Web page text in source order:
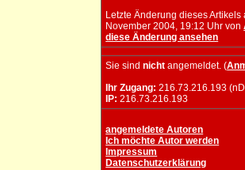
Letzte Änderung dieses Artikels
November 2004, 19:12 Uhr von
diese Änderung ansehen
Sie sindnicht angemeldet. (
Ihr Zugang: 216.73.216.193
IP: 216.73.216.193
angemeldete Autoren
Ich möchte Autor werden
Impressum
Datenschutzerklärung